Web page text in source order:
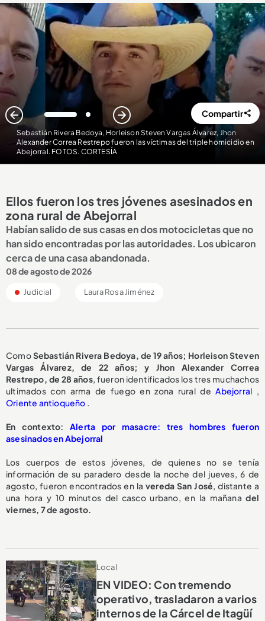
Sebastián Rivera Bedoya, Horleison Steven Vargas Álvarez, Jhon
Alexander Correa Restrepo fueron las víctimas del triple homicidio en
Abejorral. FOTOS. CORTESÍA
1 2 Compartir
Ellos fueron los tres jóvenes asesinados en
zona rural de Abejorral
Habían salido de sus casas en dos motocicletas que no
han sido encontradas por las autoridades. Los ubicaron
cerca de una casa abandonada.
08 de agosto de 2026
Judicial Laura Rosa Jiménez
ComoSebastián Rivera Bedoya, de 19 años; Horleison Steven
Vargas Álvarez, de 22 años; y Jhon Alexander Correa
Restrepo, de 28 años, fueron identificados los tres muchachos
ultimados con arma de fuego en zona rural de Abejorral
Oriente antioqueño
En contexto: Alerta por masacre: tres hombres fueron
asesinados en Abejorral
Los cuerpos de estos jóvenes, de quienes no se tenía
información de su paradero desde la noche del jueves, 6 de
agosto, fueron encontrados en la vereda San José , distante a
una hora y 10 minutos del casco urbano, en la mañana del
viernes, 7 de agosto.
Local
EN VIDEO: Con tremendo
operativo, trasladaron a varios
internos de la Cárcel de Itagüí